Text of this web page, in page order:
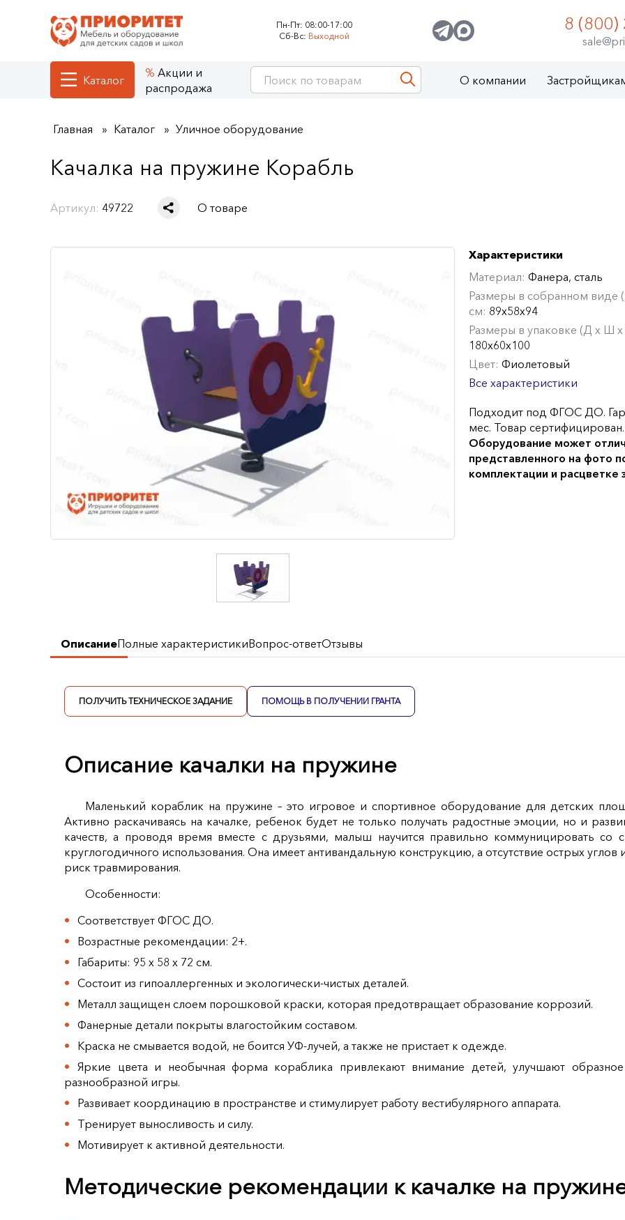
Пн-Пт: 08:00-17:00
Сб-Вс: Выходной
8 (800)
Каталог
Акции и
распродажа
О компании
Главная Каталог Уличное оборудование
Качалка на пружине Корабль
Артикул: 49722 О товаре
Характеристики
Материал: Фанера, сталь
Размеры в собранном виде
см: 89х58х94
Размеры в упаковке (Д х Ш
180х60х100
Цвет: Фиолетовый
Все характеристики
Подходит под ФГОС ДО.
мес. Товар сертифицирован.
Оборудование может
представленного на фото
комплектации и расцветке
ОписаниеПолные характеристикиВопрос-ответОтзывы
ПОЛУЧИТЬ ТЕХНИЧЕСКОЕ ЗАДАНИЕ ПОМОЩЬ В ПОЛУЧЕНИИ ГРАНТА
Описание качалки на пружине
Маленький кораблик на пружине – это игровое и спортивное оборудование для детских
Активно раскачиваясь на качалке, ребенок будет не только получать радостные эмоции, но и
качеств, а проводя время вместе с друзьями, малыш научится правильно коммуницировать со
круглогодичного использования. Она имеет антивандальную конструкцию, а отсутствие острых
риск травмирования.
Особенности:
Соответствует ФГОС ДО.
Возрастные рекомендации: 2+.
Габариты: 95 х 58 х 72 см.
Состоит из гипоаллергенных и экологически-чистых деталей.
Металл защищен слоем порошковой краски, которая предотвращает образование коррозий.
Фанерные детали покрыты влагостойким составом.
Краска не смывается водой, не боится УФ-лучей, а также не пристает к одежде.
Яркие цвета и необычная форма кораблика привлекают внимание детей, улучшают
разнообразной игры.
Развивает координацию в пространстве и стимулирует работу вестибулярного аппарата.
Тренирует выносливость и силу.
Мотивирует к активной деятельности.
Методические рекомендации к качалке на